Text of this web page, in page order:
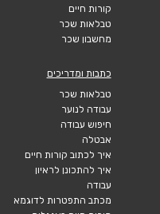
קורות חיים
טבלאות שכר
מחשבון שכר
כתבות ומדריכים
טבלאות שכר
עבודה לנוער
חיפוש עבודה
אבטלה
איך לכתוב קורות חיים
איך להתכונן לראיון
עבודה
מכתב התפטרות לדוגמא